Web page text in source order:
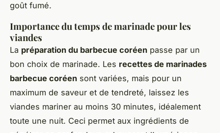
goût fumé.
Importance du temps de marinade pour les
viandes
La préparation du barbecue coréen passe par un
bon choix de marinade. Les recettes de marinades
barbecue coréen sont variées, mais pour un
maximum de saveur et de tendreté, laissez les
viandes mariner au moins 30 minutes, idéalement
toute une nuit. Ceci permet aux ingrédients de